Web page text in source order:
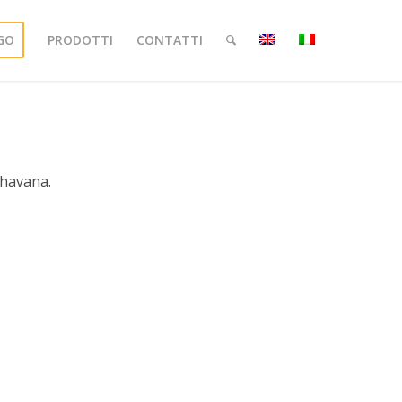
PRODOTTI CONTATTI